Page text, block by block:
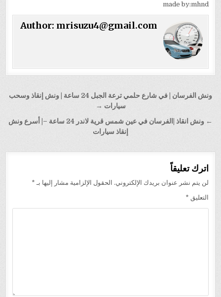
made by:mhnd
Author: mrisuzu4@gmail.com
تصفّح
ونش الفرسان | في شارع حلمي ترعة الجبل 24 ساعة | ونش إنقاذ وسحب
سيارات →
← ونش انقاذ |الفرسان في عين شمس قرية لاندر 24 ساعة –| أسرع ونش
إنقاذ سيارات
اترك تعليقاً
لن يتم نشر عنوان بريدك الإلكتروني. الحقول الإلزامية مشار إليها بـ *
التعليق *